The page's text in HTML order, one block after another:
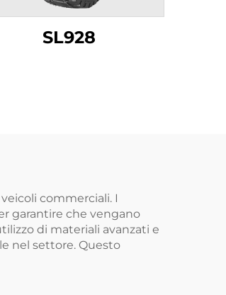
SL928
commerciali. I
garantire che vengano
di materiali avanzati e
nel settore. Questo